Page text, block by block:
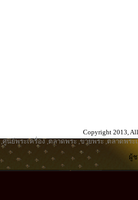
Copyright 2013,
,ศูนย์พระเครื่อง,ตลาดพระ ,ขายพระ ,ตลาดพระ
ผู้